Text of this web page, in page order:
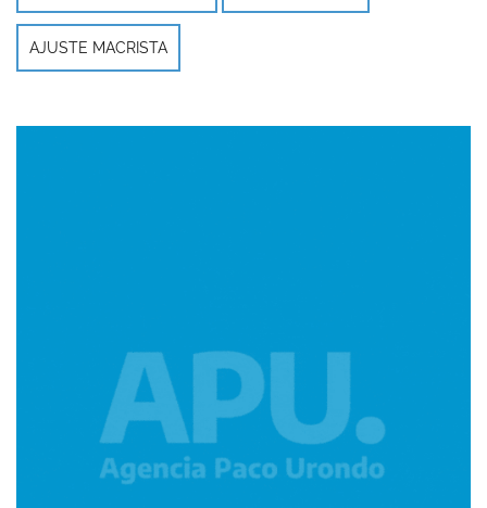
AJUSTE MACRISTA